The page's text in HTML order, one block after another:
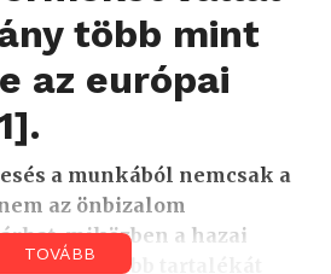
több mint
az európai
.
a munkából nemcsak a
az önbizalom
miközben a hazai
legnagyobb tartalékát
TOVÁBB